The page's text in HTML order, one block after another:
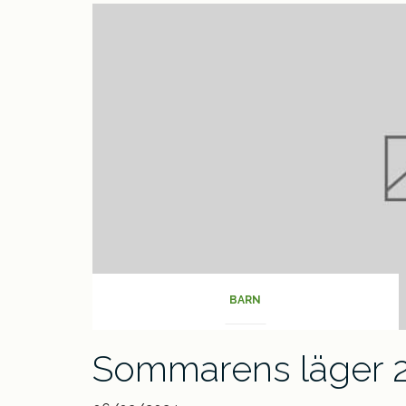
BARN
Sommarens läger